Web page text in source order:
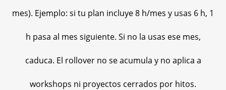
mes). Ejemplo: si tu plan incluye 8 h/mes y usas 6 h, 1
h pasa al mes siguiente. Si no la usas ese mes,
caduca. El rollover no se acumula y no aplica a
workshops ni proyectos cerrados por hitos.